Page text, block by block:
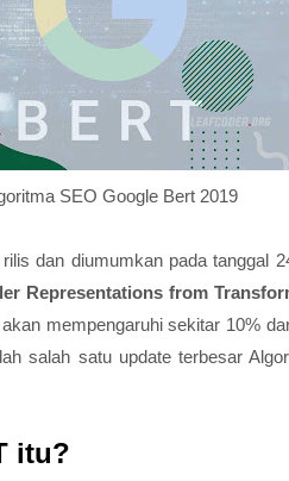
SEO Google Bert 2019
dan diumumkan pada tanggal
Representations from
mempengaruhi sekitar 10%
salah satu update terbesar
itu?